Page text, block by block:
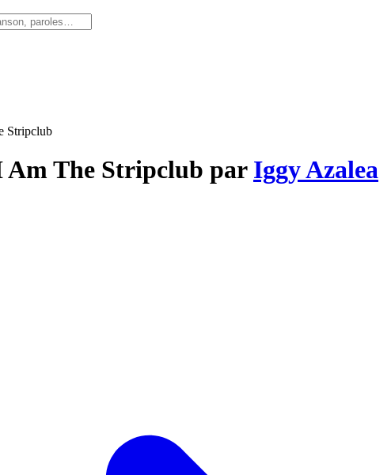
Stripclub
Am The Stripclub par Iggy Azalea